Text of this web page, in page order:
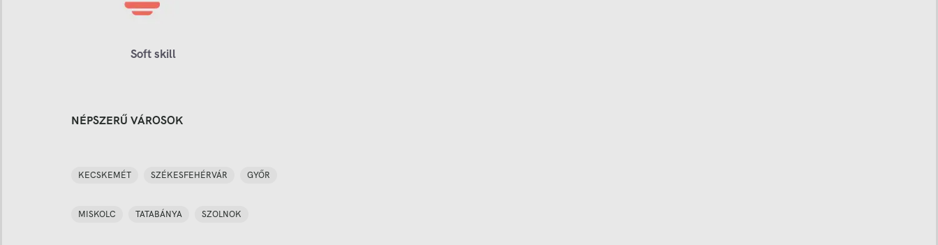
Soft skill
NÉPSZERŰ VÁROSOK
KECSKEMÉT SZÉKESFEHÉRVÁR GYŐR
MISKOLC TATABÁNYA SZOLNOK